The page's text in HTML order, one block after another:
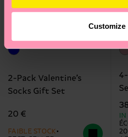
Customize
2-Pack Valentine’s
Socks Gift Set
20 €
FAIBLE STOCK
IN